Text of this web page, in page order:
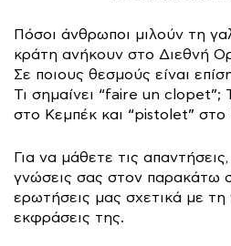
Πόσοι άνθρωποι μιλούν τη
κράτη ανήκουν στο Διεθνή
Σε ποιους θεσμούς είναι
Τι σημαίνει “faire un clopet”;
στο Κεμπέκ και “pistolet” στο
Για να μάθετε τις
γνώσεις σας στον παρακάτω
ερωτήσεις μας σχετικά με τη
εκφράσεις της.